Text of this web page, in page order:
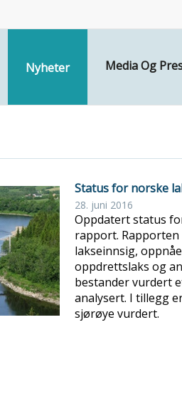
Nyheter Media Og
Status for norske
28. juni 2016
Oppdatert status
rapport.
lakseinnsig,
oppdrettslaks og
bestander vurdert
analysert. I tillegg
sjørøye vurdert.